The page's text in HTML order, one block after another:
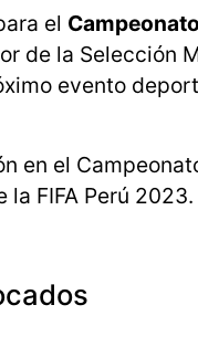
el
de la Selección
evento
en el
la FIFA Perú 2023.